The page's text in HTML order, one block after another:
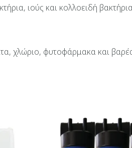
ιούς και κολλοειδή
χλώριο, φυτοφάρμακα και